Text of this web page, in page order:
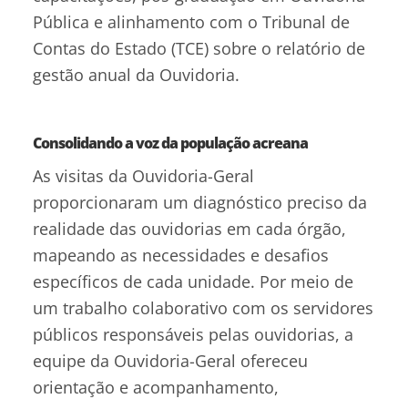
Pública e alinhamento com o Tribunal de
Contas do Estado (TCE) sobre o relatório de
gestão anual da Ouvidoria.
Consolidando a voz da população acreana
As visitas da Ouvidoria-Geral
proporcionaram um diagnóstico preciso da
realidade das ouvidorias em cada órgão,
mapeando as necessidades e desafios
específicos de cada unidade. Por meio de
um trabalho colaborativo com os servidores
públicos responsáveis pelas ouvidorias, a
equipe da Ouvidoria-Geral ofereceu
orientação e acompanhamento,